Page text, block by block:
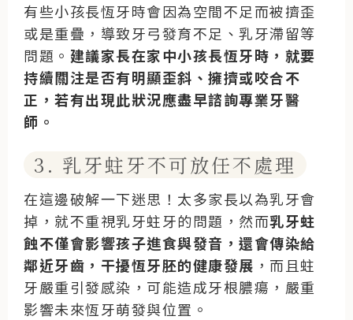
有些小孩長恆牙時會因為空間不足而被擠歪
或是重疊，導致牙弓發育不足、乳牙滯留等
問題。 建議家長在家中小孩長恆牙時，就要
持續關注是否有明顯歪斜、擁擠或咬合不
正，若有出現此狀況應盡早諮詢專業牙醫
師。
3. 乳牙蛀牙不可放任不處理
在這邊破解一下迷思！太多家長以為乳牙會
掉，就不重視乳牙蛀牙的問題，然而乳牙蛀
蝕不僅會影響孩子進食與發音，還會傳染給
鄰近牙齒，干擾恆牙胚的健康發展 ，而且蛀
牙嚴重引發感染，可能造成牙根膿瘍，嚴重
影響未來恆牙萌發與位置。